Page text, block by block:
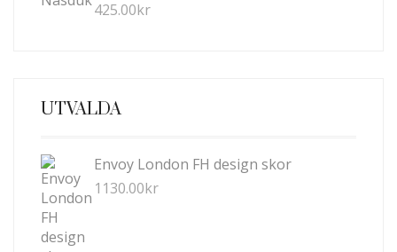
425.00kr
UTVALDA
Envoy London FH design skor
1130.00kr